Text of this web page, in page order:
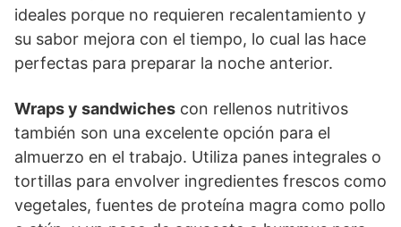
ideales porque no requieren recalentamiento y
su sabor mejora con el tiempo, lo cual las hace
perfectas para preparar la noche anterior.
Wraps y sandwiches con rellenos nutritivos
también son una excelente opción para el
almuerzo en el trabajo. Utiliza panes integrales o
tortillas para envolver ingredientes frescos como
vegetales, fuentes de proteína magra como pollo